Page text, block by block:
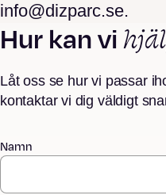
info@dizparc.se.
Hur kan vi
Låt oss se hur vi passar
kontaktar vi dig väldigt
Namn